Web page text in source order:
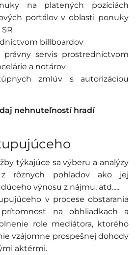
na platených pozíciách
portálov v oblasti ponuky
billboardov
právny servis prostredníctvom
a notárov
zmlúv s autorizáciou
nehnuteľností hradí
týkajúce sa výberu a analýzy
z rôznych pohľadov ako jej
výnosu z nájmu, atd.....
v procese obstarania
na obhliadkach a
role mediátora, ktorého
vzájomne prospešnej dohody
aktérmi.